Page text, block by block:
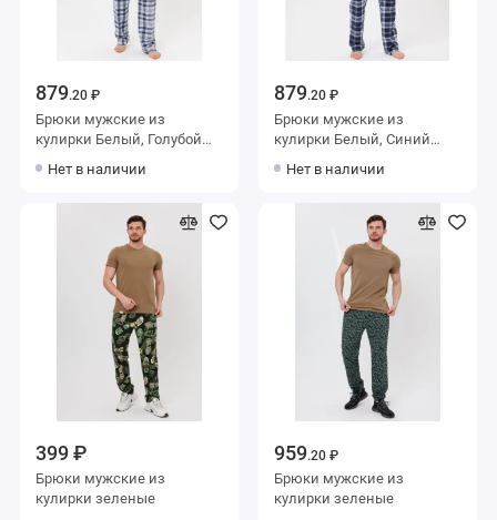
879.20 ₽
Брюки мужские из
кулирки Белый, Голубой
Нет в наличии
879.20 ₽
Брюки мужские из
кулирки Белый, Синий
Нет в наличии
399 ₽
Брюки мужские из
кулирки зеленые
959.20 ₽
Брюки мужские из
кулирки зеленые